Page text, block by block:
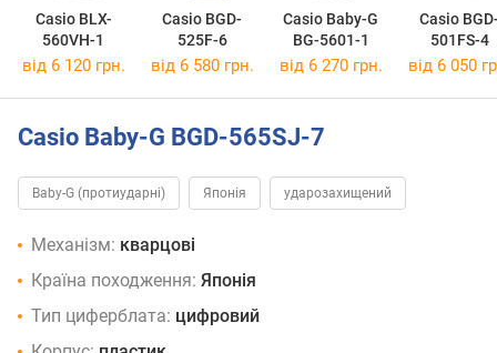
Casio BLX-
560VH-1
Casio BGD-
525F-6
Casio Baby-G
BG-5601-1
Casio
501FS-4
від 6 120 грн. від 6 580 грн. від 6 270 грн. від 6 050
Casio Baby-G BGD-565SJ-7
Baby-G (протиударні) Японія ударозахищений
Механізм: кварцові
Країна походження: Японія
Тип циферблата: цифровий